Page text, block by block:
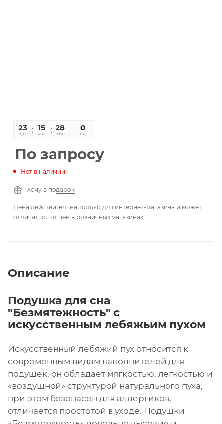
23
дн
15
час
28
мин
30
сек
0
шт
По запросу
Нет в наличии
Хочу в подарок
Цена действительна только для интернет-магазина и может
отличаться от цен в розничных магазинах
Описание
Подушка для сна
"Безмятежность" с
искусственным лебяжьим пухом
Искусственный лебяжий пух относится к
современным видам наполнителей для
подушек, он обладает мягкостью, легкостью и
«воздушной» структурой натурального пуха,
при этом безопасен для аллергиков,
отличается простотой в уходе. Подушки